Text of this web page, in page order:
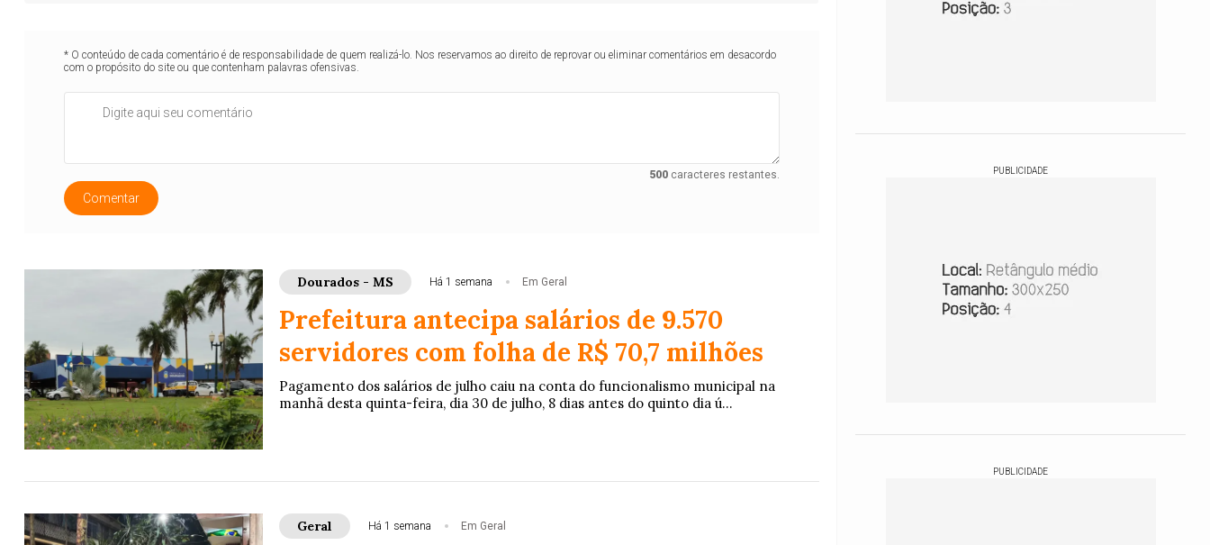
* O conteúdo de cada comentário é de responsabilidade de quem realizá-lo. Nos reservamos ao direito de reprovar ou eliminar comentários em desacordo
com o propósito do site ou que contenham palavras ofensivas.
500caracteres restantes.
Comentar
Dourados - MS Há 1 semana Em Geral
Prefeitura antecipa salários de 9.570
servidores com folha de R$ 70,7 milhões
Pagamento dos salários de julho caiu na conta do funcionalismo municipal na
manhã desta quinta-feira, dia 30 de julho, 8 dias antes do quinto dia ú...
Geral Há 1 semana Em Geral
PUBLICIDADE
PUBLICIDADE